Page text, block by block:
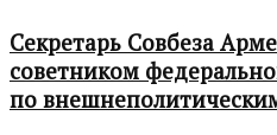
Секретарь Совбеза
советником
по